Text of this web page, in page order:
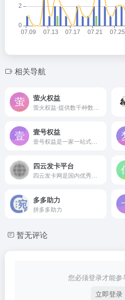
相关导航
萤火权益
壹号权益
四云发卡平台
多多助力
拼多多助力
暂无评论
您必须登录才能参
立即登录